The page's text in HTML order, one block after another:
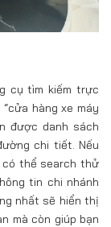
cụ tìm kiếm trực
hàng xe máy
được danh sách
chi tiết. Nếu
có thể search thử
tin chi nhánh
nhất sẽ hiển thị
mà còn giúp bạn